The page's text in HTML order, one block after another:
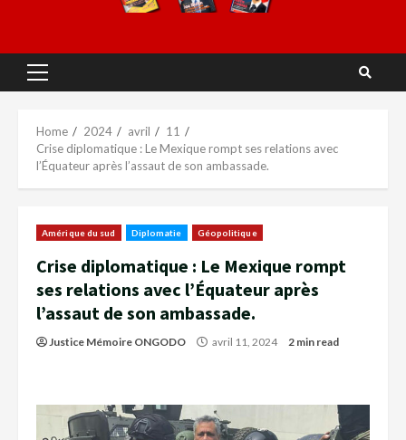
Home 2024 avril
11
Crise diplomatique : Le Mexique rompt ses relations avec
l’Équateur après l’assaut de son ambassade.
Amérique du sud Diplomatie Géopolitique
Crise diplomatique : Le Mexique rompt
ses relations avec l’Équateur après
l’assaut de son ambassade.
Justice Mémoire ONGODO avril 11, 2024 2 min read